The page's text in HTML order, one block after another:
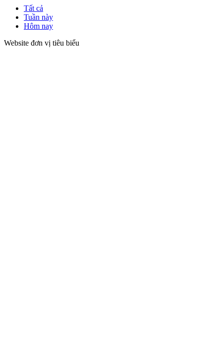
Tất cả
Tuần này
Hôm nay
Website đơn vị tiêu biểu